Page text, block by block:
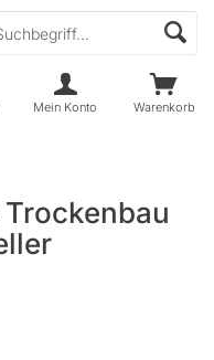
Warenkorb
Mein Konto